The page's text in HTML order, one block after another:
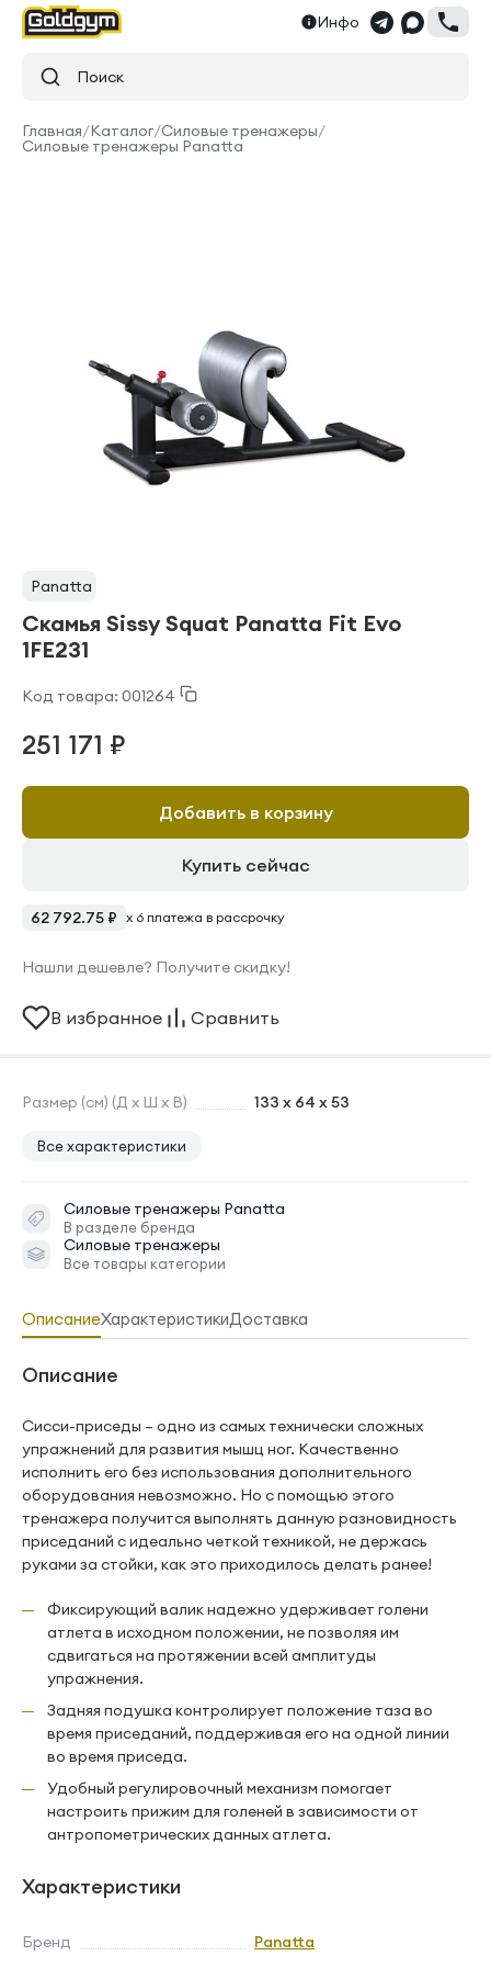
Инфо
Поиск
Главная/Каталог/Силовые тренажеры/
Силовые тренажеры Panatta
Panatta
Скамья Sissy Squat Panatta Fit Evo
1FE231
Код товара: 001264
Размер (см) (Д х Ш х В) 133 x 64 x 53
Все характеристики
Силовые тренажеры Panatta
В разделе бренда
Силовые тренажеры
Все товары категории
251 171 ₽
Добавить в корзину
Купить сейчас
62 792.75 ₽ x 6 платежа в рассрочку
Нашли дешевле? Получите скидку!
В избранное Сравнить
ОписаниеХарактеристикиДоставка
Описание
Сисси-приседы – одно из самых технически сложных
упражнений для развития мышц ног. Качественно
исполнить его без использования дополнительного
оборудования невозможно. Но с помощью этого
тренажера получится выполнять данную разновидность
приседаний с идеально четкой техникой, не держась
руками за стойки, как это приходилось делать ранее!
Фиксирующий валик надежно удерживает голени
атлета в исходном положении, не позволяя им
сдвигаться на протяжении всей амплитуды
упражнения.
Задняя подушка контролирует положение таза во
время приседаний, поддерживая его на одной линии
во время приседа.
Удобный регулировочный механизм помогает
настроить прижим для голеней в зависимости от
антропометрических данных атлета.
Характеристики
Бренд
Panatta